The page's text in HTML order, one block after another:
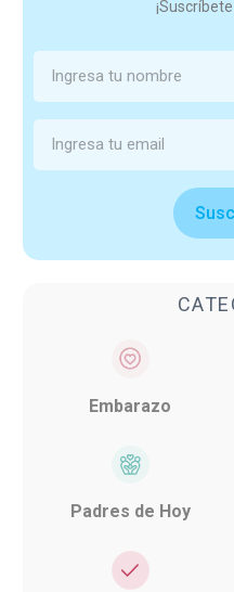
Embarazo
Padres de Hoy